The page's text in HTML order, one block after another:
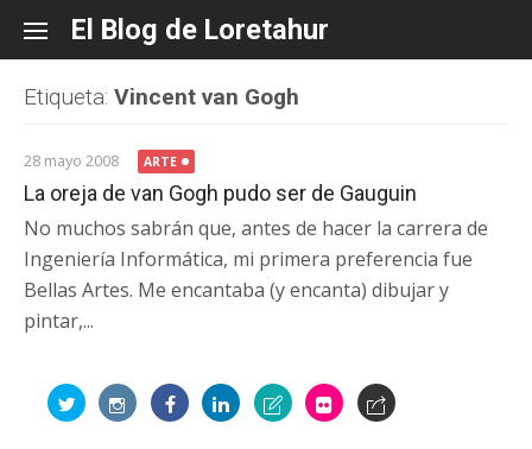
content
El Blog de Loretahur
Etiqueta: Vincent van Gogh
28 mayo 2008 ARTE
La oreja de van Gogh pudo ser de Gauguin
No muchos sabrán que, antes de hacer la carrera de
Ingeniería Informática, mi primera preferencia fue
Bellas Artes. Me encantaba (y encanta) dibujar y
pintar,...